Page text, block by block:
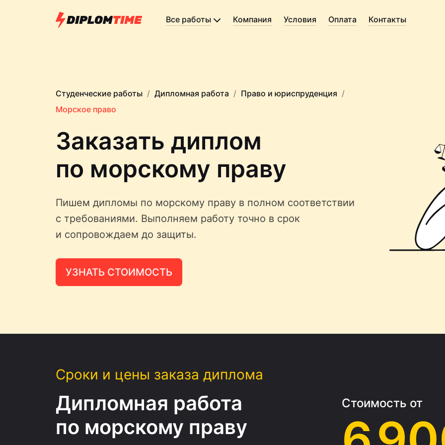
Все работы Компания Условия Оплата Контакты
Студенческие работы Дипломная работа
Право и юриспруденция
Морское право
Заказать диплом
по морскому праву
Пишем дипломы по морскому праву в полном соответствии
с требованиями. Выполняем работу точно в срок
и сопровождаем до защиты.
УЗНАТЬ СТОИМОСТЬ
Сроки и цены заказа диплома
Дипломная работа
по морскому праву
Стоимость от